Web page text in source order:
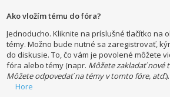
Ako vložím tému do fóra?
Jednoducho. Kliknite na príslušné tlačítko na
témy. Možno bude nutné sa zaregistrovať,
do diskusie. To, čo vám je povolené môžete
fóra alebo témy (napr. Môžete zakladať nové
Môžete odpovedať na témy v tomto fóre, atď.).
Hore